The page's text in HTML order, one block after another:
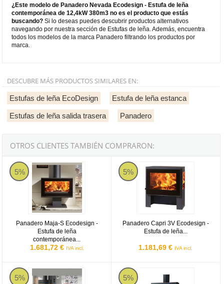
¿Este modelo de Panadero Nevada Ecodesign - Estufa de leña
contemporánea de 12,4kW 380m3 no es el producto que estás
buscando? Si lo deseas puedes descubrir productos alternativos
navegando por nuestra sección de Estufas de leña. Además, encuentra
todos los modelos de la marca Panadero filtrando los productos por
marca.
DESCUBRE MÁS PRODUCTOS SIMILARES EN:
Estufas de leña EcoDesign Estufa de leña estanca
Estufas de leña salida trasera Panadero
OTROS CLIENTES TAMBIÉN COMPRARON:
5%
Panadero Maja-S Ecodesign -
Estufa de leña
contemporánea...
1.681,72 € IVA incl.
Panadero Maja-S Ecodesign - Estufa de leña contemporánea de
5%
Panadero Capri 3V Ecodesign -
Estufa de leña...
1.181,69 € IVA incl.
Panadero Capri 3V Ecodesign -
5%
Panadero Suerte Ecodesign - Estufa de leña contemporánea de
5%
Panadero Fenix Ecodesign -